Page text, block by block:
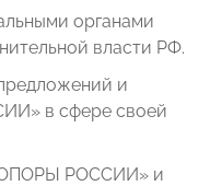
органами
власти РФ.
и
в сфере своей
РОССИИ» и